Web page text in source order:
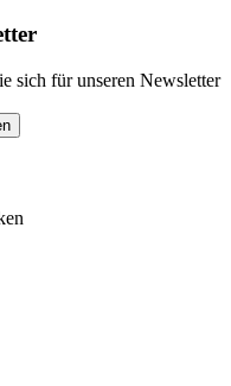
sich für unseren Newsletter